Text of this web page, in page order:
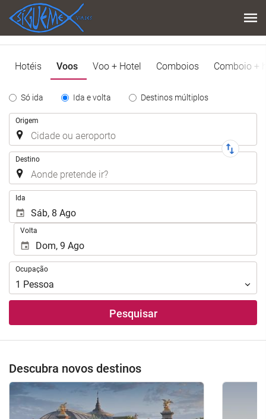
Hotéis Voos Voo + Hotel Comboios Comboio +
Tipo
Trayecto
Só ida Ida e volta Destinos múltiplos
Trajecto
Origem
Destino
Ida
Volta
Ocupação
Ocupação
1 Pessoa
Pesquisar
Descubra novos destinos